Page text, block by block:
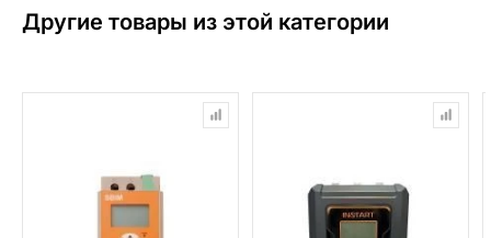
Другие товары из этой категории